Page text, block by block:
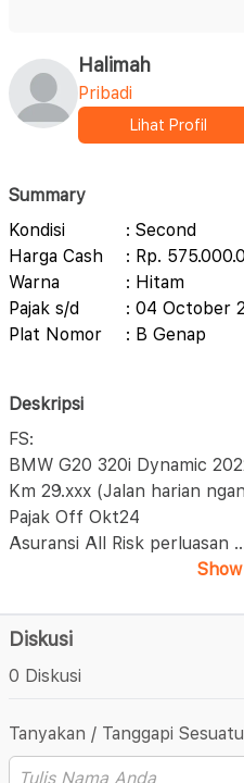
Halimah
Pribadi
Lihat Profil
Summary
Kondisi
: Second
Harga Cash
: Rp.
Warna
: Hitam
Pajak s/d
: 04 October
Plat Nomor
: B Genap
Deskripsi
FS:
BMW G20 320i Dynamic
Km 29.xxx (Jalan harian
Pajak Off Okt24
Asuransi All Risk perluasan
Diskusi
0 Diskusi
Tanyakan / Tanggapi Sesuatu